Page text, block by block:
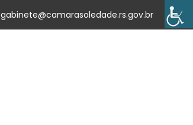
gabinete@camarasoledade.rs.gov.br